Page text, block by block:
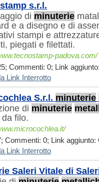
s.r.l.
di minuterie
e a disegno e di
stampi e
piegati e filettati.
padova.com/
Commenti: 0; Link
Link Interrotto
S.r.l. minuterie
di minuterie
filo.
Commenti: 0; Link aggiunto:
Link Interrotto
Saleri Vitale di